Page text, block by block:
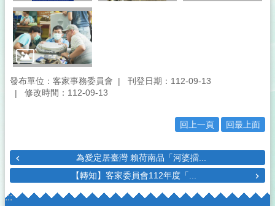
發布單位：客家事務委員會
刊登日期：112-09-13
修改時間：112-09-13
回上一頁 回最上面
為愛定居臺灣 賴荷南品「河婆擂...
【轉知】客家委員會112年度「...
:::